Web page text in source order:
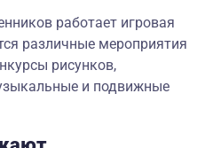
работает игровая
различные мероприятия
рисунков,
и подвижные